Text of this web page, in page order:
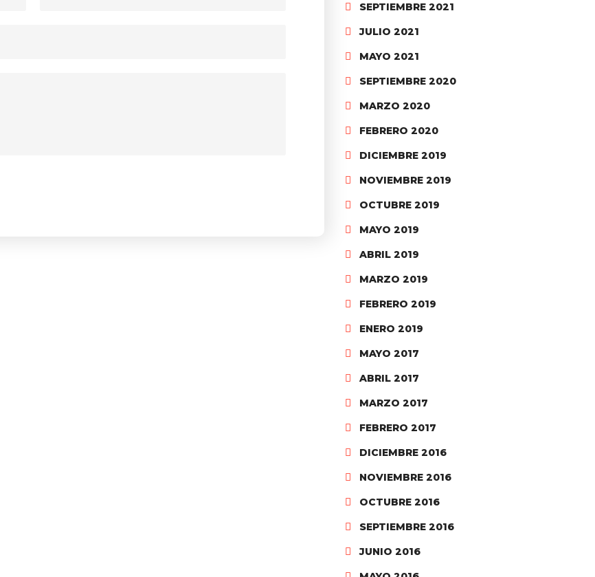
SEPTIEMBRE 2021
JULIO 2021
MAYO 2021
SEPTIEMBRE 2020
MARZO 2020
FEBRERO 2020
DICIEMBRE 2019
NOVIEMBRE 2019
OCTUBRE 2019
MAYO 2019
ABRIL 2019
MARZO 2019
FEBRERO 2019
ENERO 2019
MAYO 2017
ABRIL 2017
MARZO 2017
FEBRERO 2017
DICIEMBRE 2016
NOVIEMBRE 2016
OCTUBRE 2016
SEPTIEMBRE 2016
JUNIO 2016